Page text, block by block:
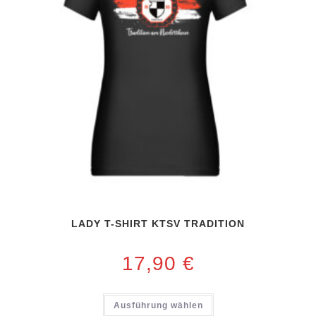
LADY T-SHIRT KTSV TRADITION
17,90 €
Ausführung wählen